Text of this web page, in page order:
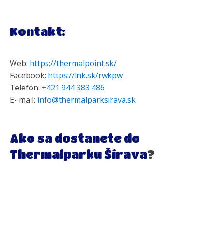
Kontakt:
Web: https://thermalpoint.sk/
Facebook: https://lnk.sk/rwkpw
Telefón: +421 944 383 486
E- mail: info@thermalparksirava.sk
Ako sa dostanete do
Thermalparku Šírava?